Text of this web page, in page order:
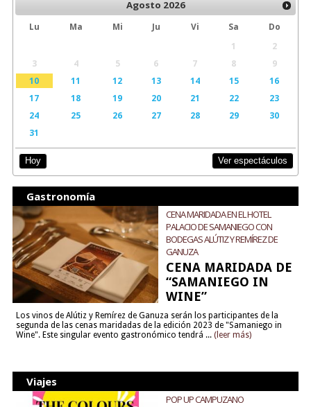
Agosto 2026
Lu Ma Mi Ju Vi Sa
Do
1
2
3
4 5 6 7 8
9
10
11 12 13 14 15
16
17
18 19 20 21 22
23
24
25 26 27 28 29
30
31
Hoy Ver espectáculos
Gastronomía
CENA MARIDADA EN EL HOTEL
PALACIO DE SAMANIEGO CON
BODEGAS ALÚTIZ Y REMÍREZ DE
GANUZA
CENA MARIDADA DE
“SAMANIEGO IN
WINE”
Los vinos de Alútiz y Remírez de Ganuza serán los participantes de la
segunda de las cenas maridadas de la edición 2023 de "Samaniego in
Wine". Este singular evento gastronómico tendrá ... (leer más)
Viajes
POP UP CAMPUZANO